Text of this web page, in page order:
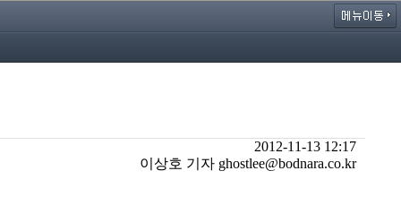
2012-11-13 12:17
이상호 기자 ghostlee@bodnara.co.kr